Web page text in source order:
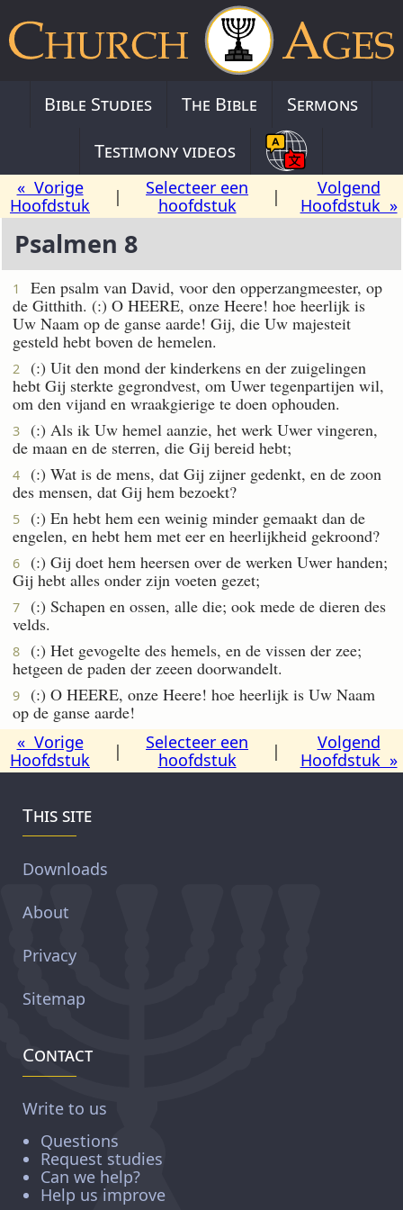
Bible Studies The Bible
Sermons
Testimony videos
« Vorige
Hoofdstuk
|
Selecteer een
hoofdstuk
|
Volgend
Hoofdstuk »
Psalmen 8
1
Een psalm van David, voor den opperzangmeester, op
de Gitthith. (:) O HEERE, onze Heere! hoe heerlijk is
Uw Naam op de ganse aarde! Gij, die Uw majesteit
gesteld hebt boven de hemelen.
2
(:) Uit den mond der kinderkens en der zuigelingen
hebt Gij sterkte gegrondvest, om Uwer tegenpartijen wil,
om den vijand en wraakgierige te doen ophouden.
3
(:) Als ik Uw hemel aanzie, het werk Uwer vingeren,
de maan en de sterren, die Gij bereid hebt;
4
(:) Wat is de mens, dat Gij zijner gedenkt, en de zoon
des mensen, dat Gij hem bezoekt?
5
(:) En hebt hem een weinig minder gemaakt dan de
engelen, en hebt hem met eer en heerlijkheid gekroond?
6
(:) Gij doet hem heersen over de werken Uwer handen;
Gij hebt alles onder zijn voeten gezet;
7
(:) Schapen en ossen, alle die; ook mede de dieren des
velds.
8
(:) Het gevogelte des hemels, en de vissen der zee;
hetgeen de paden der zeeen doorwandelt.
9
(:) O HEERE, onze Heere! hoe heerlijk is Uw Naam
op de ganse aarde!
« Vorige
Hoofdstuk
|
Selecteer een
hoofdstuk
|
Volgend
Hoofdstuk »
This site
Downloads
About
Privacy
Sitemap
Contact
Write to us
Questions
Request studies
Can we help?
Help us improve